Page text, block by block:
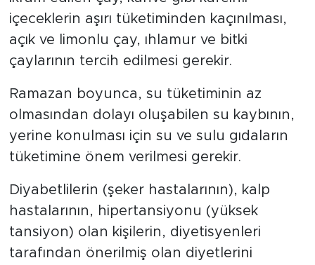
içeceklerin aşırı tüketiminden kaçınılması,
açık ve limonlu çay, ıhlamur ve bitki
çaylarının tercih edilmesi gerekir.
Ramazan boyunca, su tüketiminin az
olmasından dolayı oluşabilen su kaybının,
yerine konulması için su ve sulu gıdaların
tüketimine önem verilmesi gerekir.
Diyabetlilerin (şeker hastalarının), kalp
hastalarının, hipertansiyonu (yüksek
tansiyon) olan kişilerin, diyetisyenleri
tarafından önerilmiş olan diyetlerini